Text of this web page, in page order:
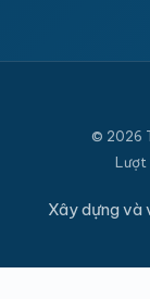
© 2026
Lượt
Xây dựng và